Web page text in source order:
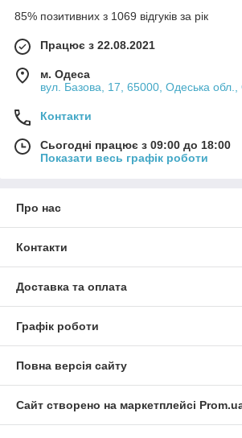
85% позитивних з 1069 відгуків за рік
Працює з 22.08.2021
м. Одеса
вул. Базова, 17, 65000, Одеська обл.,
Контакти
Сьогодні працює з 09:00 до 18:00
Показати весь графік роботи
Про нас
Контакти
Доставка та оплата
Графік роботи
Повна версія сайту
Сайт створено на маркетплейсі